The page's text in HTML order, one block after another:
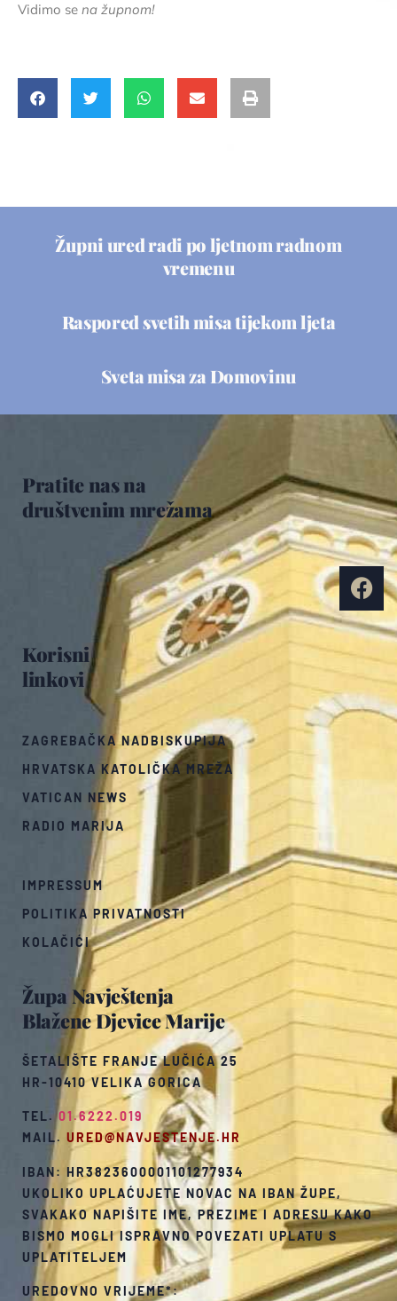
Vidimo se na župnom!
Župni ured radi po ljetnom radnom
vremenu
Raspored svetih misa tijekom ljeta
Sveta misa za Domovinu
Župa Navještenja
Blažene Djevice Marije
ŠETALIŠTE FRANJE LUČIĆA 25
HR-10410 VELIKA GORICA
TEL.01.6222.019
MAIL. URED@NAVJESTENJE.HR
IBAN: HR3823600001101277934
UKOLIKO UPLAĆUJETE NOVAC NA IBAN ŽUPE,
SVAKAKO NAPIŠITE IME, PREZIME I ADRESU KAKO
BISMO MOGLI ISPRAVNO POVEZATI UPLATU S
UPLATITELJEM
UREDOVNO VRIJEME*:
Korisni
linkovi
ZAGREBAČKA NADBISKUPIJA
HRVATSKA KATOLIČKA MREŽA
VATICAN NEWS
RADIO MARIJA
IMPRESSUM
POLITIKA PRIVATNOSTI
KOLAČIĆI
Pratite nas na
društvenim mrežama